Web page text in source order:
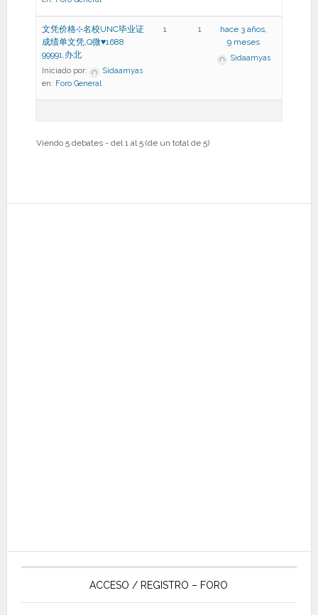
文凭价格⊹名校UNC毕业证
成绩单文凭,Q微♥1688
99991,办北
Iniciado por:
Sidaamyas
en: Foro General
1 1
hace 3 años,
9 meses
Sidaamyas
Viendo 5 debates - del 1 al 5 (de un total de 5)
ACCESO / REGISTRO – FORO